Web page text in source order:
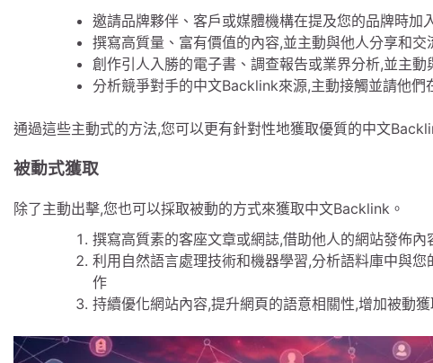
邀請品牌夥伴、客戶或媒體機構在提及您的品牌時加
撰寫高質量、富有價值的內容,並主動與他人分享和交
創作引人入勝的電子書、調查報告或業界分析,並主動
分析競爭對手的中文Backlink來源,主動接觸並請他們
通過這些主動式的方法,您可以更有針對性地獲取優質的中文
被動式獲取
除了主動出擊,您也可以採取被動的方式來獲取中文Backlink。
撰寫高質素的客座文章或網誌,借助他人的網站發佈內
利用自然語言處理技術和機器學習,分析語料庫中與
作
持續優化網站內容,提升網頁的語意相關性,增加被動